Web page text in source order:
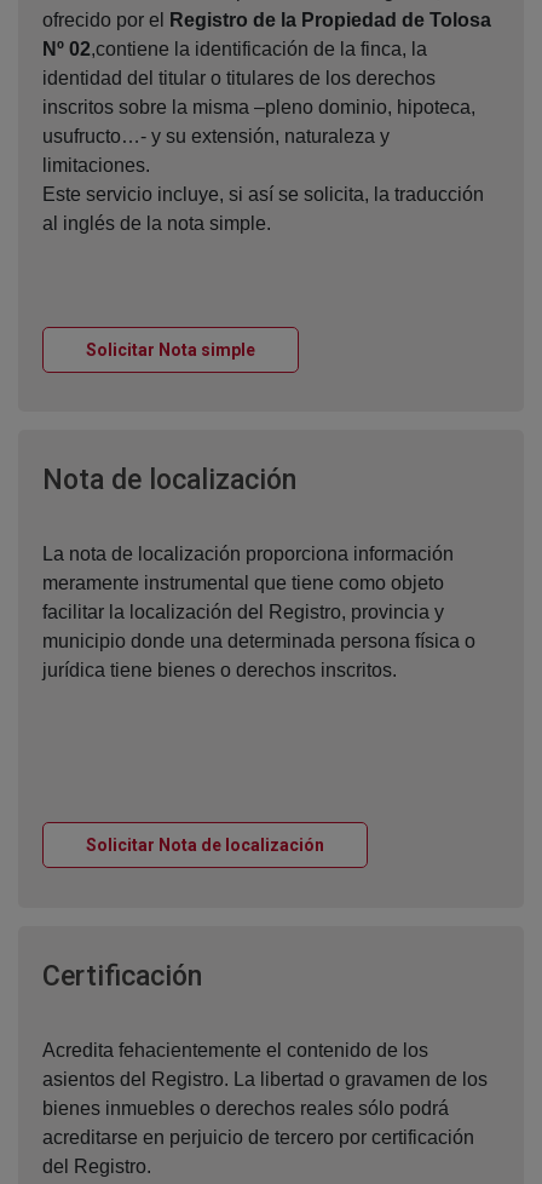
ofrecido por el
Registro de la Propiedad de Tolosa
Nº 02,contiene la identificación de la finca, la
identidad del titular o titulares de los derechos
inscritos sobre la misma –pleno dominio, hipoteca,
usufructo…- y su extensión, naturaleza y
limitaciones.
Este servicio incluye, si así se solicita, la traducción
al inglés de la nota simple.
Solicitar Nota simpleVentana nueva
Nota de localización
La nota de localización proporciona información
meramente instrumental que tiene como objeto
facilitar la localización del Registro, provincia y
municipio donde una determinada persona física o
jurídica tiene bienes o derechos inscritos.
Solicitar Nota de localización
Certificación
Acredita fehacientemente el contenido de los
asientos del Registro. La libertad o gravamen de los
bienes inmuebles o derechos reales sólo podrá
acreditarse en perjuicio de tercero por certificación
del Registro.